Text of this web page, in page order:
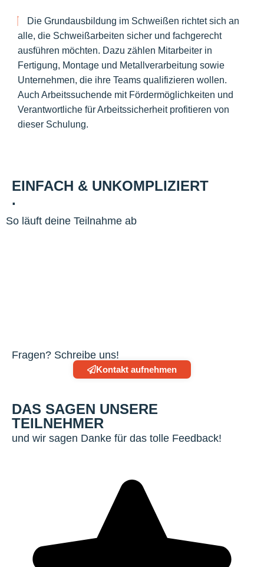
Die Grundausbildung im Schweißen richtet sich an
alle, die Schweißarbeiten sicher und fachgerecht
ausführen möchten. Dazu zählen Mitarbeiter in
Fertigung, Montage und Metallverarbeitung sowie
Unternehmen, die ihre Teams qualifizieren wollen.
Auch Arbeitssuchende mit Fördermöglichkeiten und
Verantwortliche für Arbeitssicherheit profitieren von
dieser Schulung.
EINFACH & UNKOMPLIZIERT
.
So läuft deine Teilnahme ab
Fragen? Schreibe uns!
Kontakt aufnehmen
DAS SAGEN UNSERE
TEILNEHMER
und wir sagen Danke für das tolle Feedback!